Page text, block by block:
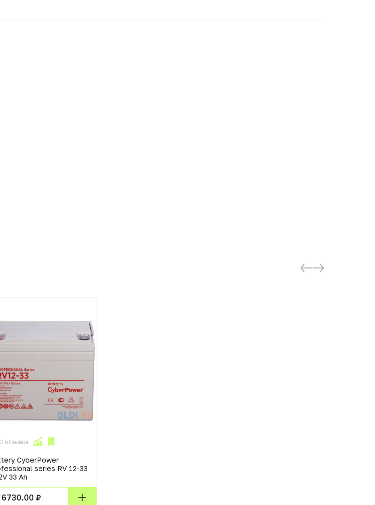
0 отзывов
CyberPower
series RV 12-33
33 Ah
6730.00 ₽